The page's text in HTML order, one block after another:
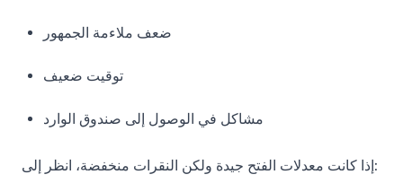
ضعف ملاءمة الجمهور
توقيت ضعيف
مشاكل في الوصول إلى صندوق الوارد
إذا كانت معدلات الفتح جيدة ولكن النقرات منخفضة، انظر إلى: